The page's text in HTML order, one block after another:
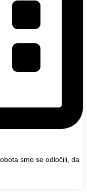
smo se odločili, da